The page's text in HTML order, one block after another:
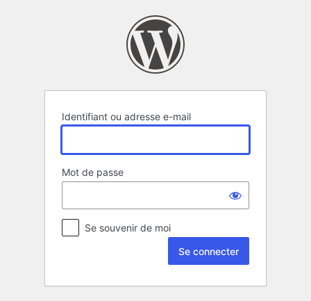
Identifiant ou adresse e-mail
Mot de passe
Se souvenir de moi